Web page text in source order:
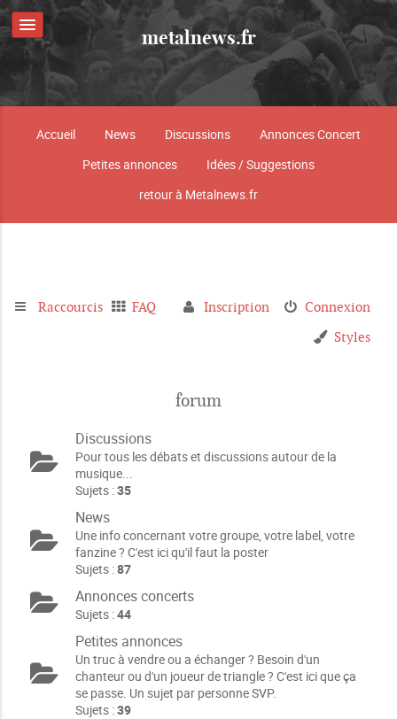
metalnews.fr
Accueil News Discussions
Annonces Concert
Petites annonces
Idées / Suggestions
retour à Metalnews.fr
Raccourcis FAQ Connexion
Inscription
Styles
forum
Discussions
Pour tous les débats et discussions autour de la
musique...
Sujets :35
News
Une info concernant votre groupe, votre label, votre
fanzine ? C'est ici qu'il faut la poster
Sujets :87
Annonces concerts
Sujets :44
Petites annonces
Un truc à vendre ou a échanger ? Besoin d'un
chanteur ou d'un joueur de triangle ? C'est ici que ça
se passe. Un sujet par personne SVP.
Sujets :39